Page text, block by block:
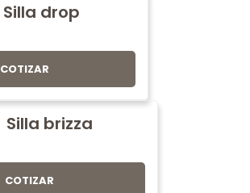
Silla drop
COTIZAR
Silla brizza
COTIZAR